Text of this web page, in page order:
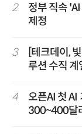
2
정부 직속
제정
3
[테크데이,
루션 수직
4
오픈AI 첫
300~400달